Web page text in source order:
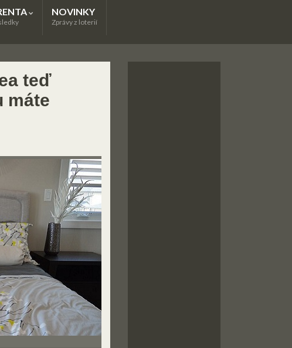
NOVINKY
Zprávy z loterií
teď
máte